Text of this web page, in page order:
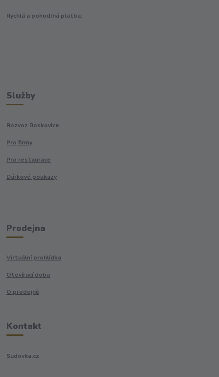
Rychlá a pohodlná platba:
Služby
Rozvoz Boskovice
Pro firmy
Pro restaurace
Dárkové poukazy
Prodejna
Virtuální prohlídka
Otevírací doba
O prodejně
Kontakt
Sudovka.cz